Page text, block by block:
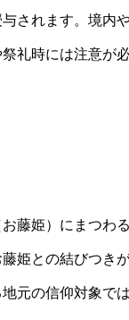
されます。境内
礼時には注意が必
藤姫）にまつわ
姫との結びつき
元の信仰対象で